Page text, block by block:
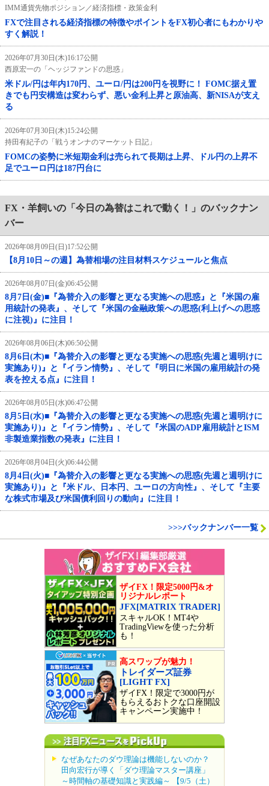
IMM通貨先物ポジション／経済指標・政策金利
FXで注目される経済指標の特徴やポイントをFX初心者にもわかりや
すく解説！
2026年07月30日(木)16:17公開
西原宏一の「ヘッジファンドの思惑」
米ドル/円は年内170円、ユーロ/円は200円を視野に！ FOMC据え置
きでも円安構造は変わらず、悪い金利上昇と原油高、新NISAが支え
る
2026年07月30日(木)15:24公開
持田有紀子の「戦うオンナのマーケット日記」
FOMCの姿勢に米短期金利は売られて長期は上昇、ドル円の上昇不
足でユーロ円は187円台に
FX・羊飼いの「今日の為替はこれで動く！」のバックナン
バー
2026年08月09日(日)17:52公開
【8月10日～の週】為替相場の注目材料スケジュールと焦点
2026年08月07日(金)06:45公開
8月7日(金)■『為替介入の影響と更なる実施への思惑』と『米国の雇
用統計の発表』、そして『米国の金融政策への思惑(利上げへの思惑
に注視)』に注目！
2026年08月06日(木)06:50公開
8月6日(木)■『為替介入の影響と更なる実施への思惑(先週と週明けに
実施あり)』と『イラン情勢』、そして『明日に米国の雇用統計の発
表を控える点』に注目！
2026年08月05日(水)06:47公開
8月5日(水)■『為替介入の影響と更なる実施への思惑(先週と週明けに
実施あり)』と『イラン情勢』、そして『米国のADP雇用統計とISM
非製造業指数の発表』に注目！
2026年08月04日(火)06:44公開
8月4日(火)■『為替介入の影響と更なる実施への思惑(先週と週明けに
実施あり)』と『米ドル、日本円、ユーロの方向性』、そして『主要
な株式市場及び米国債利回りの動向』に注目！
>>>バックナンバー一覧
ザイFX！限定5000円&オ
リジナルレポート
JFX[MATRIX TRADER]
スキャルOK！MT4や
TradingViewを使った分析
も！
高スワップが魅力！
トレイダーズ証券
[LIGHT FX]
ザイFX！限定で3000円が
もらえるおトクな口座開設
キャンペーン実施中！
なぜあなたのダウ理論は機能しないのか？
田向宏行が導く「ダウ理論マスター講座」
～時間軸の基礎知識と実践編～ 【9/5（土）